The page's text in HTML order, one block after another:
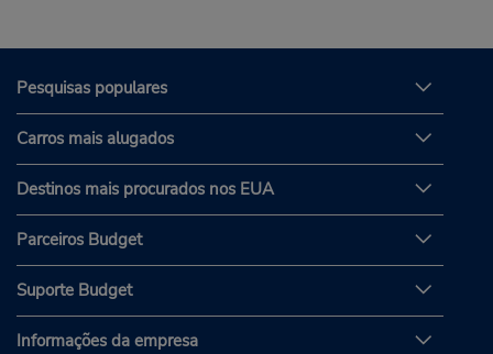
Pesquisas populares
Carros mais alugados
Destinos mais procurados nos EUA
Parceiros Budget
Suporte Budget
Informações da empresa